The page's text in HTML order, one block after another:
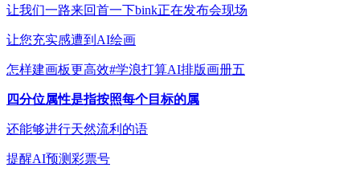
让我们一路来回首一下bink正在发布会现场
让您充实感遭到AI绘画
怎样建画板更高效#学浪打算AI排版画册五
四分位属性是指按照每个目标的属
还能够进行天然流利的语
提醒AI预测彩票号